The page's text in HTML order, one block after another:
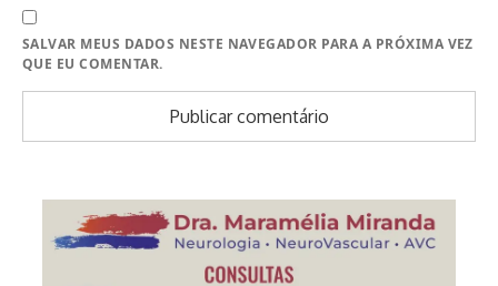
SALVAR MEUS DADOS NESTE NAVEGADOR PARA A PRÓXIMA VEZ
QUE EU COMENTAR.